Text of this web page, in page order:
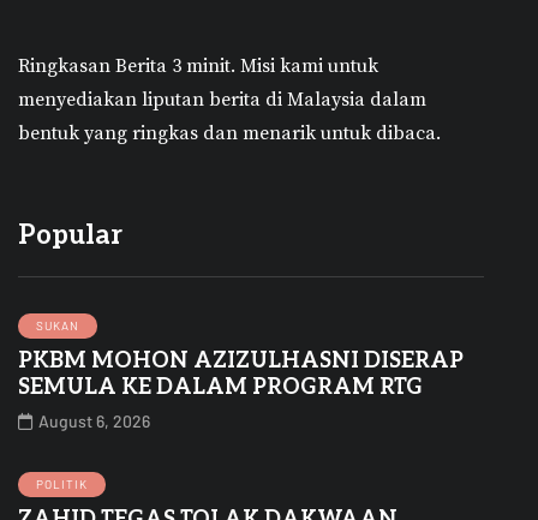
Ringkasan Berita 3 minit. Misi kami untuk
menyediakan liputan berita di Malaysia dalam
bentuk yang ringkas dan menarik untuk dibaca.
Popular
SUKAN
PKBM MOHON AZIZULHASNI DISERAP
SEMULA KE DALAM PROGRAM RTG
August 6, 2026
POLITIK